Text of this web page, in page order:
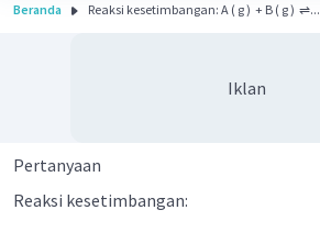
Beranda Reaksi kesetimbangan: A ( g ) ​ + B ( g ) ​ ⇌...
Iklan
Pertanyaan
Reaksi kesetimbangan: